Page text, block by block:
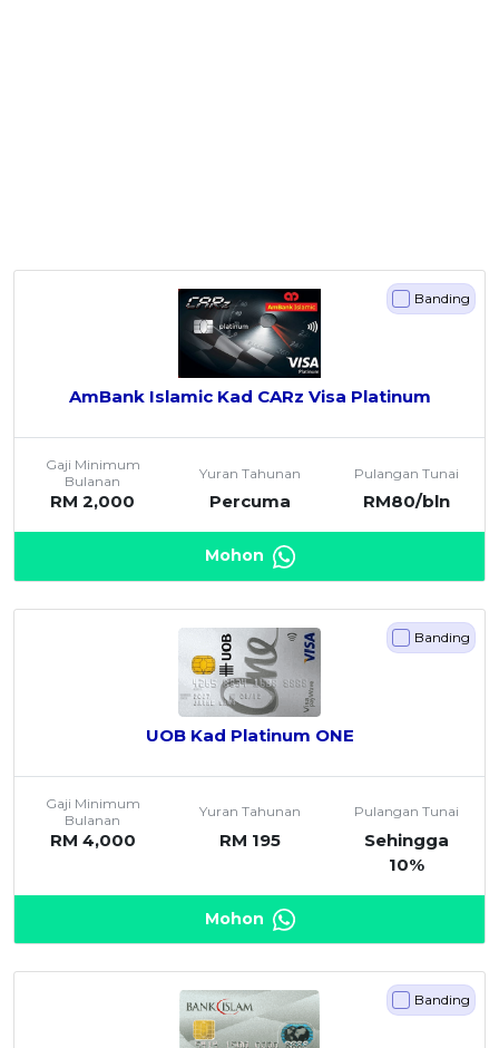
Banding
AmBank Islamic Kad CARz Visa Platinum
Gaji Minimum
Bulanan
RM 2,000
Yuran Tahunan
Percuma
Pulangan Tunai
RM80/bln
Mohon
Banding
UOB Kad Platinum ONE
Gaji Minimum
Bulanan
RM 4,000
Yuran Tahunan
RM 195
Pulangan Tunai
Sehingga
10%
Mohon
Banding